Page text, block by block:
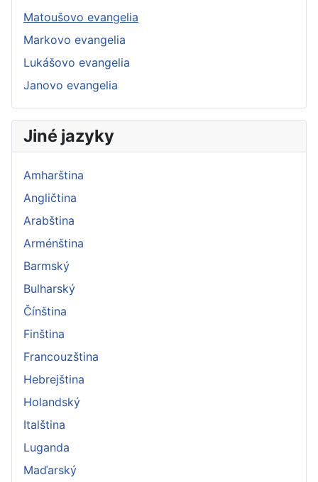
Matoušovo evangelia
Markovo evangelia
Lukášovo evangelia
Janovo evangelia
Jiné jazyky
Amharština
Angličtina
Arabština
Arménština
Barmský
Bulharský
Čínština
Finština
Francouzština
Hebrejština
Holandský
Italština
Luganda
Maďarský